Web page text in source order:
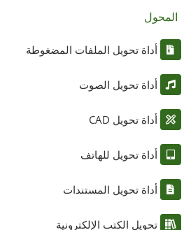
المحول
أداة تحويل الملفات المضغوطة
أداة تحويل الصوت
أداة تحويل CAD
أداة تحويل للهاتف
أداة تحويل المستندات
تحويل الكتب الإلكترونية